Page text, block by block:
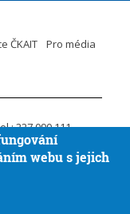
ČKAIT
Pro média
227 090 111
osobních údajů
EU
webu s jejich